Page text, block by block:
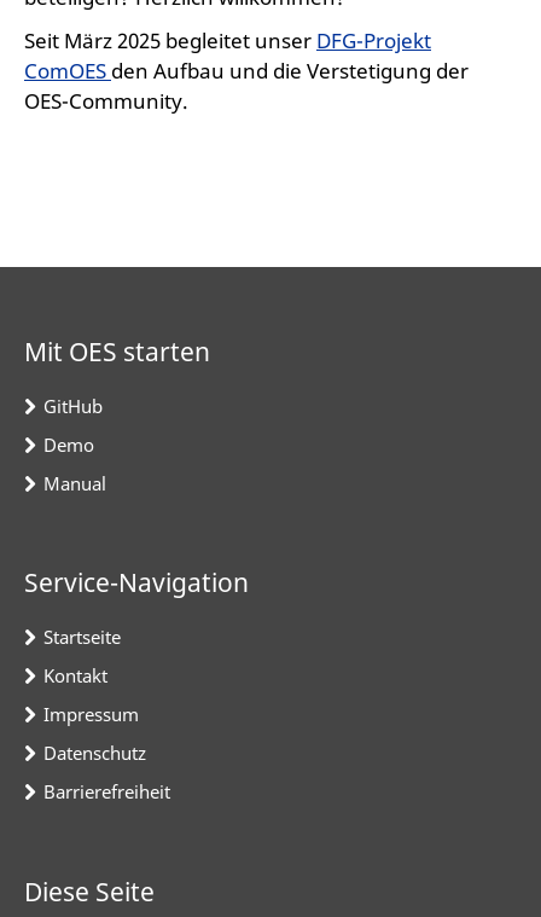
Seit März 2025 begleitet unser DFG-Projekt
ComOES den Aufbau und die Verstetigung der
OES-Community.
Mit OES starten
GitHub
Demo
Manual
Service-Navigation
Startseite
Kontakt
Impressum
Datenschutz
Barrierefreiheit
Diese Seite